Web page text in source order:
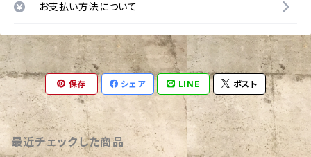
お支払い方法について
保存 シェア LINE ポスト
最近チェックした商品